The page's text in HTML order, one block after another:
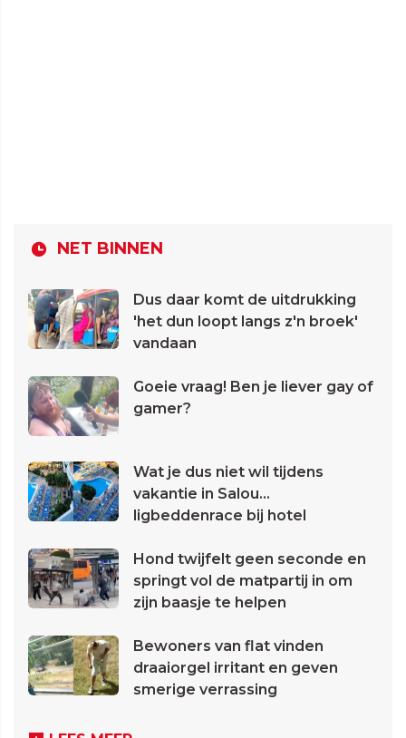
NET BINNEN
Dus daar komt de uitdrukking
'het dun loopt langs z'n broek'
vandaan
Goeie vraag! Ben je liever gay of
gamer?
Wat je dus niet wil tijdens
vakantie in Salou...
ligbeddenrace bij hotel
Hond twijfelt geen seconde en
springt vol de matpartij in om
zijn baasje te helpen
Bewoners van flat vinden
draaiorgel irritant en geven
smerige verrassing